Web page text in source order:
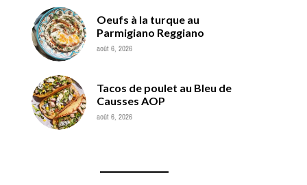
Oeufs à la turque au
Parmigiano Reggiano
août 6, 2026
Tacos de poulet au Bleu de
Causses AOP
août 6, 2026